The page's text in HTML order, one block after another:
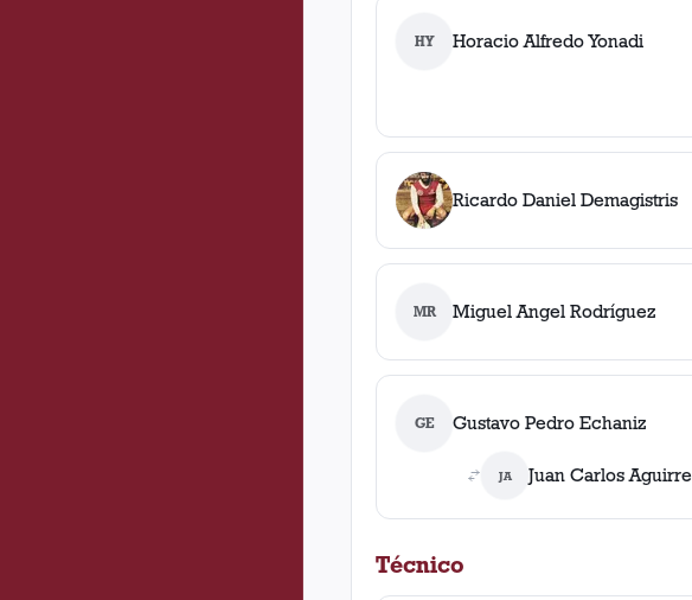
HY Horacio Alfredo Yonadi
Ricardo Daniel Demagistris
MR Miguel Angel Rodríguez
GE Gustavo Pedro Echaniz
JA Juan Carlos Aguirre
Técnico